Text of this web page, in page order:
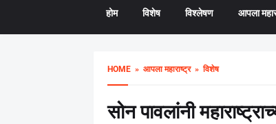
होम विशेष विश्लेषण आपला
HOME» आपला महाराष्ट्र» विशेष
सोन पावलांनी